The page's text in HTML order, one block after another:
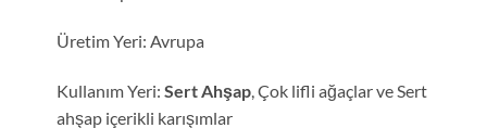
Üretim Yeri: Avrupa
Kullanım Yeri: Sert Ahşap, Çok lifli ağaçlar ve Sert
ahşap içerikli karışımlar